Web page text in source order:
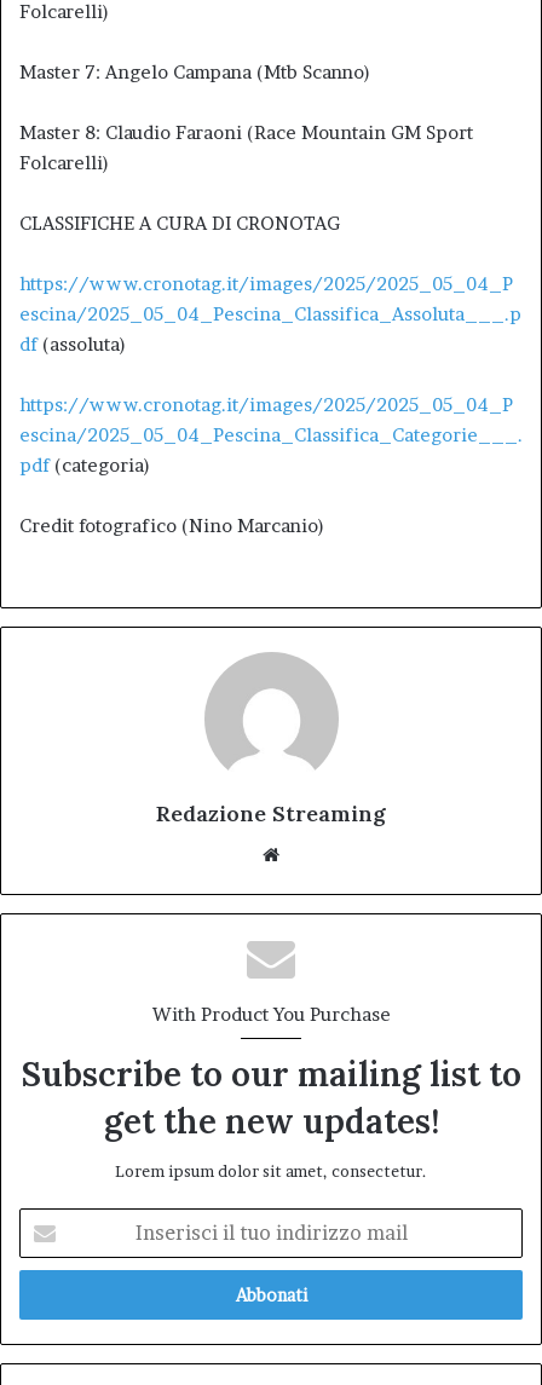
Folcarelli)
Master 7: Angelo Campana (Mtb Scanno)
Master 8: Claudio Faraoni (Race Mountain GM Sport
Folcarelli)
CLASSIFICHE A CURA DI CRONOTAG
https://www.cronotag.it/images/2025/2025_05_04_P
escina/2025_05_04_Pescina_Classifica_Assoluta___.p
df(assoluta)
https://www.cronotag.it/images/2025/2025_05_04_P
escina/2025_05_04_Pescina_Classifica_Categorie___.
pdf(categoria)
Credit fotografico (Nino Marcanio)
Redazione Streaming
With Product You Purchase
Subscribe to our mailing list to
get the new updates!
Lorem ipsum dolor sit amet, consectetur.
tuo
mail